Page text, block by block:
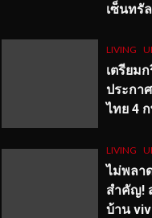
เซ็นทรั
LIVING
เตรียม
ประกา
ไทย 4
LIVING
ไม่พลา
สำคัญ!
บ้าน